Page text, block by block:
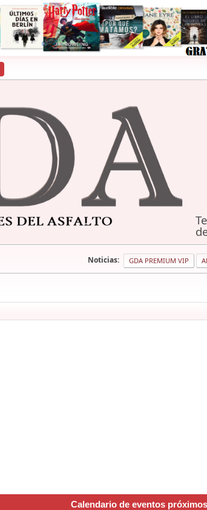
Noticias: GDA PREMIUM VIP
Calendario de eventos próximos